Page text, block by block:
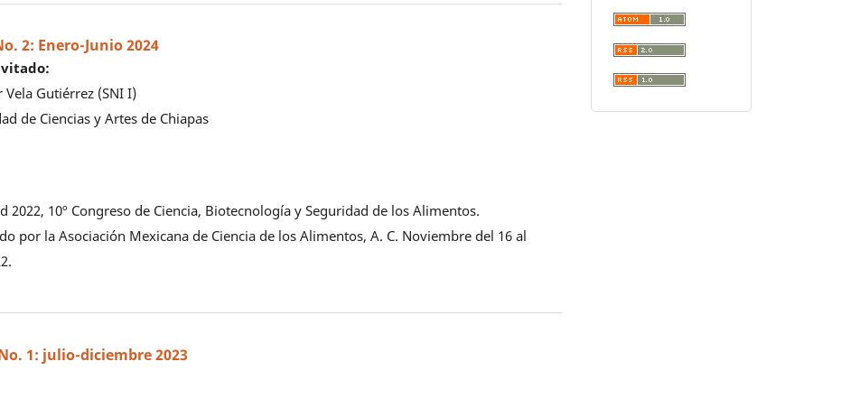
2: Enero-Junio 2024
Vela Gutiérrez (SNI I)
de Ciencias y Artes de Chiapas
2022, 10º Congreso de Ciencia, Biotecnología y Seguridad de los Alimentos.
por la Asociación Mexicana de Ciencia de los Alimentos, A. C. Noviembre del 16 al
1: julio-diciembre 2023